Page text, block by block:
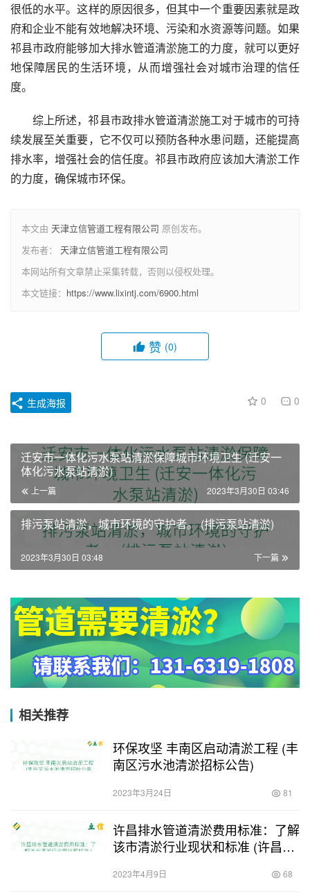
很低的水平。这样的原因很多，但其中一个重要因素就是政
府和企业不能有效地解决环境、污染和水资源等问题。如果
祁县市政府能够加大排水管道清淤施工的力度，就可以更好
地保障居民的生活环境，从而增强社会对城市治理的信任
度。
综上所述，祁县市政排水管道清淤施工对于城市的可持
续发展至关重要，它不仅可以预防各种水患问题，还能提高
排水率，增强社会的信任度。祁县市政府应该加大清淤工作
的力度，确保城市环保。
本文由 天津立信管道工程有限公司 原创发布。
发布者： 天津立信管道工程有限公司
本网站所有文章禁止采集转载，否则以侵权处理。
本文链接： https://www.lixintj.com/6900.html
赞 (0)
0 0
生成海报
迁安市一体化污水泵站清淤保障城市环境卫生 (迁安一
体化污水泵站清淤)
上一篇 2023年3月30日 03:46
排污泵站清淤，城市环境的守护者。 (排污泵站清淤)
下一篇
2023年3月30日 03:48
相关推荐
环保攻坚 丰南区启动清淤工程 (丰
南区污水池清淤招标公告)
2023年3月24日 81
许昌排水管道清淤费用标准：了解
该市清淤行业现状和标准 (许昌排
2023年4月9日 68